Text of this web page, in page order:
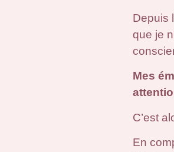
Depuis
que je
Mes
C’est
En